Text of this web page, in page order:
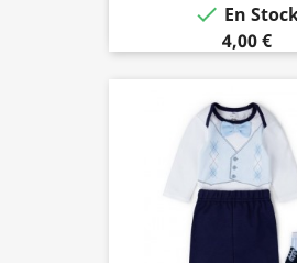
 En
4,00 €